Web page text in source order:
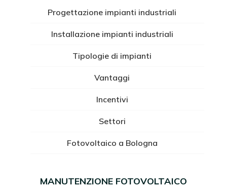
Progettazione impianti industriali
Installazione impianti industriali
Tipologie di impianti
Vantaggi
Incentivi
Settori
Fotovoltaico a Bologna
MANUTENZIONE FOTOVOLTAICO